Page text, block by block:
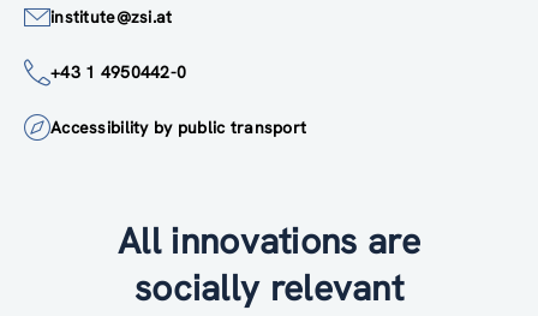
institute@zsi.at
+43 1 4950442-0
Accessibility by public transport
All innovations are
socially relevant